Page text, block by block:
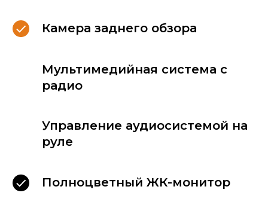
Камера заднего обзора
Мультимедийная система с
радио
Управление аудиосистемой на
руле
Полноцветный ЖК-монитор